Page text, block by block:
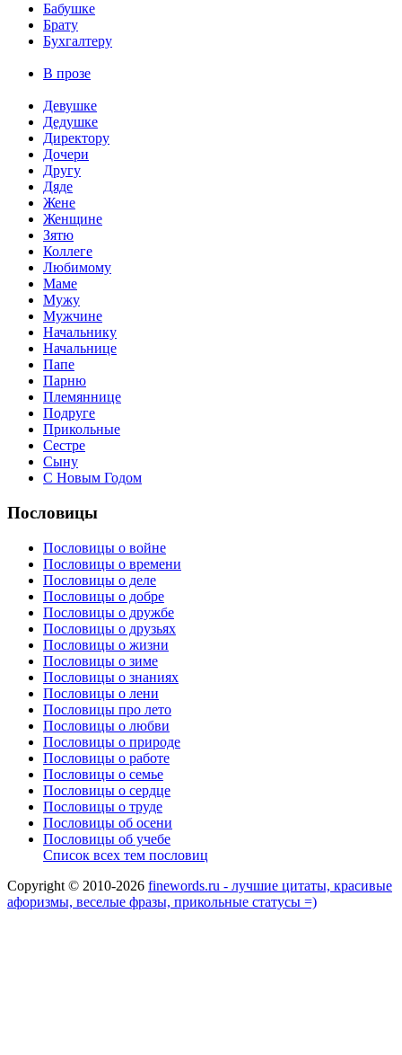
Бабушке
Брату
Бухгалтеру
В прозе
Девушке
Дедушке
Директору
Дочери
Другу
Дяде
Жене
Женщине
Зятю
Коллеге
Любимому
Маме
Мужу
Мужчине
Начальнику
Начальнице
Папе
Парню
Племяннице
Подруге
Прикольные
Сестре
Сыну
С Новым Годом
Пословицы
Пословицы о войне
Пословицы о времени
Пословицы о деле
Пословицы о добре
Пословицы о дружбе
Пословицы о друзьях
Пословицы о жизни
Пословицы о зиме
Пословицы о знаниях
Пословицы о лени
Пословицы про лето
Пословицы о любви
Пословицы о природе
Пословицы о работе
Пословицы о семье
Пословицы о сердце
Пословицы о труде
Пословицы об осени
Пословицы об учебе
Список всех тем пословиц
Copyright © 2010-2026 finewords.ru - лучшие цитаты, красивые
афоризмы, веселые фразы, прикольные статусы =)